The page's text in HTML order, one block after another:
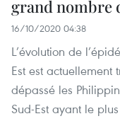
grand nombre
16/10/2020 04:38
L’évolution de
Est est actuellement
dépassé les
Sud-Est ayant le